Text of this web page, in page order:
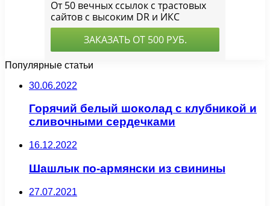
Популярные статьи
30.06.2022
Горячий белый шоколад с клубникой и
сливочными сердечками
16.12.2022
Шашлык по-армянски из свинины
27.07.2021